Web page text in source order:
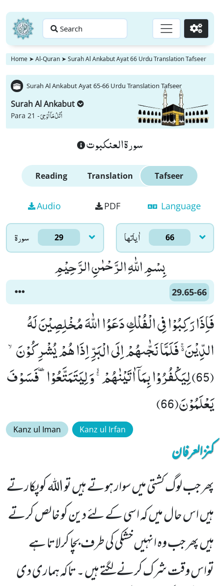
Search Go
Home ➤ Al-Quran ➤ Surah Al Ankabut Ayat 66 Urdu Translation Tafseer
Surah Al Ankabut Ayat 65-66 Urdu Translation Tafseer
Surah Al Ankabut
Para 21 -اُتْلُ مَاۤ اُوْحِیَ
سورة العنكبوت
Reading Translation Tafseer
Audio PDF Language
سورۃ 29 اٰياتها 66
بِسْمِ اللّٰهِ الرَّحْمٰنِ الرَّحِیْمِ
29.65-66
فَاِذَا رَكِبُوْا فِی الْفُلْكِ دَعَوُا اللّٰهَ مُخْلِصِیْنَ لَهُ
الدِّیْنَﳛ فَلَمَّا نَجّٰىهُمْ اِلَى الْبَرِّ اِذَا هُمْ یُشْرِكُوْنَۙ
(65) لِیَكْفُرُوْا بِمَاۤ اٰتَیْنٰهُمْ ﳐ وَ لِیَتَمَتَّعُوْاٙ-فَسَوْفَ
یَعْلَمُوْنَ(66)
Kanz ul Iman Kanz ul Irfan
کنزالعرفان
پھر جب لوگ کشتی میں سوار ہوتے ہیں تو الله کو پکارتے
ہیں اس حال میں کہ اسی کے لئے دین کو خالص کرتے
ہیں پھر جب وہ انہیں خشکی کی طرف بچا کرلاتا ہے
تواس وقت شرک کرنے لگتے ہیں ۔ تاکہ ہماری دی